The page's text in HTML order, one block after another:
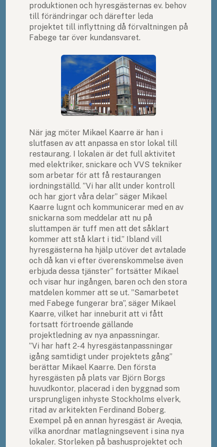
produktionen och hyresgästernas ev. behov
till förändringar och därefter leda
projektet till inflyttning då förvaltningen på
Fabege tar över kundansvaret.
När jag möter Mikael Kaarre är han i
slutfasen av att anpassa en stor lokal till
restaurang. I lokalen är det full aktivitet
med elektriker, snickare och VVS tekniker
som arbetar för att få restaurangen
iordningställd. ”Vi har allt under kontroll
och har gjort våra delar” säger Mikael
Kaarre lugnt och kommunicerar med en av
snickarna som meddelar att nu på
sluttampen är tuff men att det såklart
kommer att stå klart i tid.” Ibland vill
hyresgästerna ha hjälp utöver det avtalade
och då kan vi efter överenskommelse även
erbjuda dessa tjänster” fortsätter Mikael
och visar hur ingången, baren och den stora
matdelen kommer att se ut. ”Samarbetet
med Fabege fungerar bra”, säger Mikael
Kaarre, vilket har inneburit att vi fått
fortsatt förtroende gällande
projektledning av nya anpassningar.
”Vi har haft 2-4 hyresgästanpassningar
igång samtidigt under projektets gång”
berättar Mikael Kaarre. Den första
hyresgästen på plats var Björn Borgs
huvudkontor, placerad i den byggnad som
ursprungligen inhyste Stockholms elverk,
ritad av arkitekten Ferdinand Boberg.
Exempel på en annan hyresgäst är Aveqia,
vilka anordnar matlagningsevent i sina nya
lokaler. Storleken på bashusprojektet och